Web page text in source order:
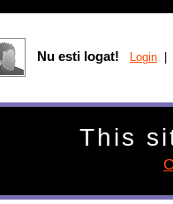
Nu esti logat! Login
This